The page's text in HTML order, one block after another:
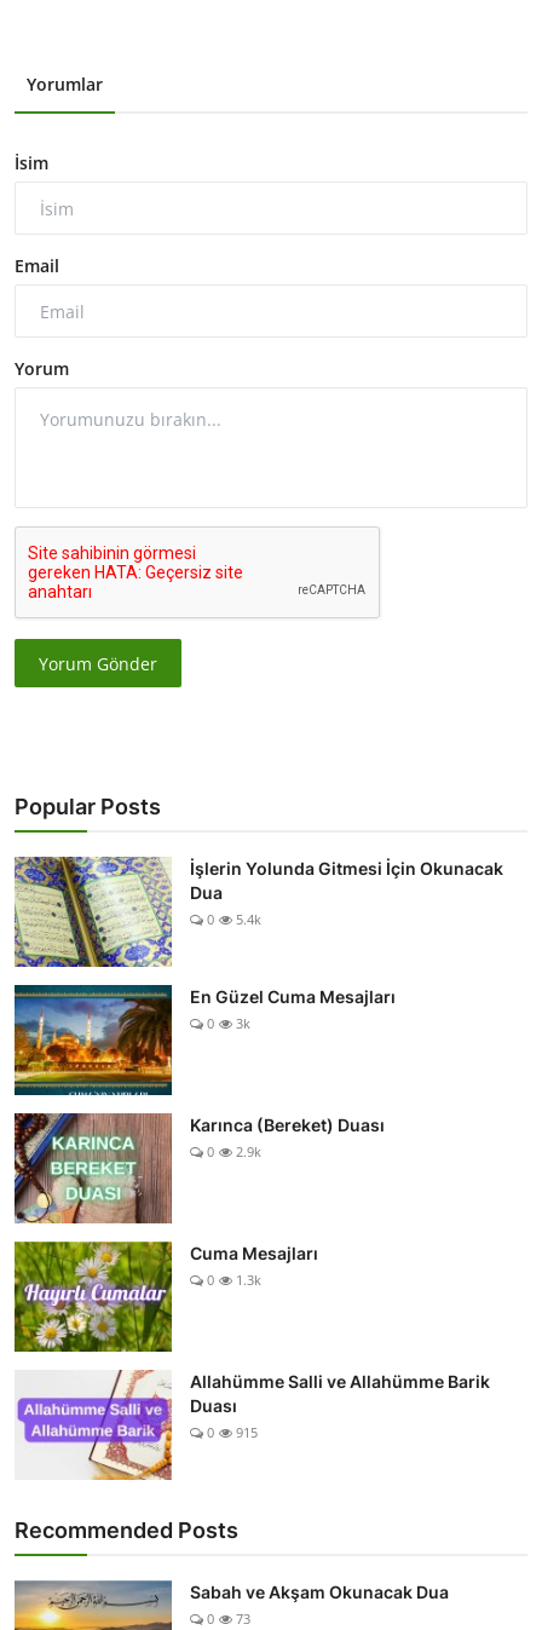
Yorumlar
İsim
Email
Yorum
Yorum Gönder
Popular Posts
İşlerin Yolunda Gitmesi İçin Okunacak
Dua
0 5.4k
En Güzel Cuma Mesajları
0 3k
Karınca (Bereket) Duası
0 2.9k
Cuma Mesajları
0 1.3k
Allahümme Salli ve Allahümme Barik
Duası
0 915
Recommended Posts
Sabah ve Akşam Okunacak Dua
0 73